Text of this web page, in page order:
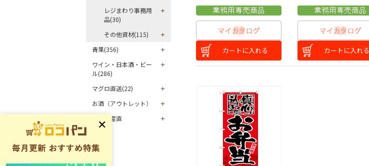
カートに入れる カートに入れる
レジまわり事務用
品(30)
その他資材(115)
青果(356)
ワイン・日本酒・ビー
ル(286)
マグロ直送(22)
お酒（アウトレット）
グルメ産直